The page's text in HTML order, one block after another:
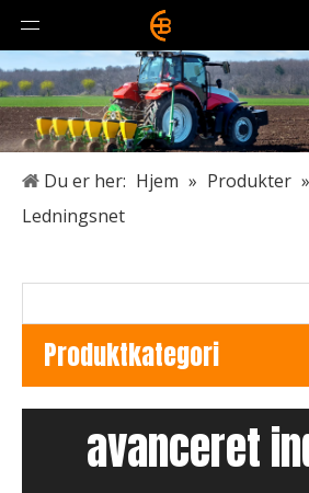
Du er her: Hjem » Produkter »
Ledningsnet
Produktkategori
avanceret